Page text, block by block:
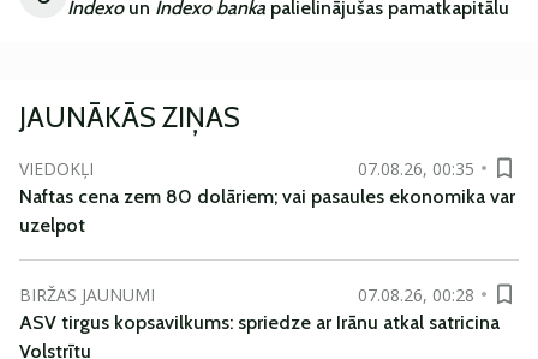
Indexoun Indexo banka palielinājušas pamatkapitālu
JAUNĀKĀS ZIŅAS
VIEDOKĻI
07.08.26, 00:35
Naftas cena zem 80 dolāriem; vai pasaules ekonomika var
uzelpot
BIRŽAS JAUNUMI
07.08.26, 00:28
ASV tirgus kopsavilkums: spriedze ar Irānu atkal satricina
Volstrītu